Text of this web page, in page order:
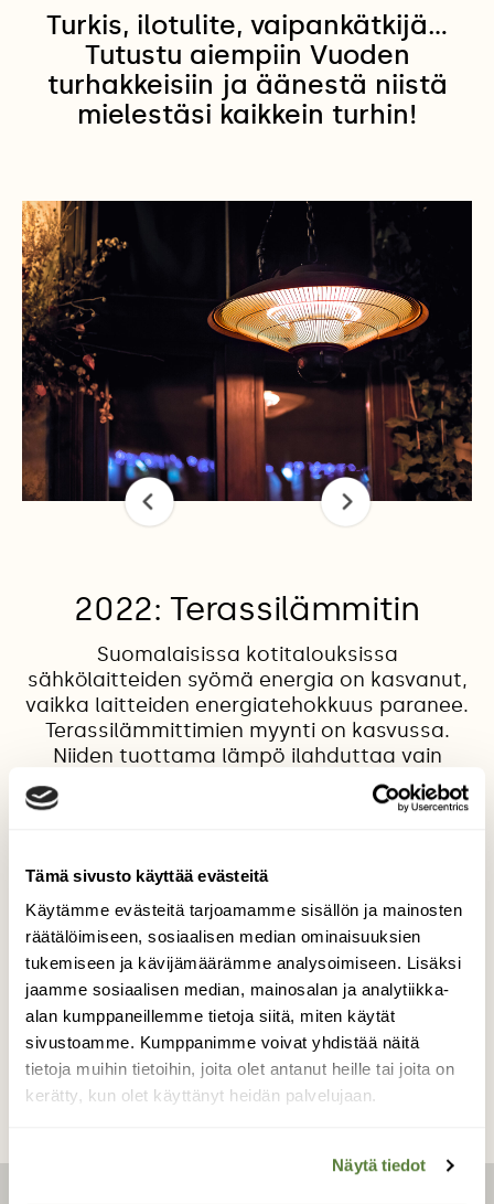
Tämä sivusto käyttää evästeitä
Käytämme evästeitä tarjoamamme sisällön ja mainosten
räätälöimiseen, sosiaalisen median ominaisuuksien
tukemiseen ja kävijämäärämme analysoimiseen. Lisäksi
jaamme sosiaalisen median, mainosalan ja analytiikka-
alan kumppaneillemme tietoja siitä, miten käytät
sivustoamme. Kumppanimme voivat yhdistää näitä
tietoja muihin tietoihin, joita olet antanut heille tai joita on
kerätty, kun olet käyttänyt heidän palvelujaan.
Näytä tiedot
Turkis, ilotulite, vaipankätkijä...
Tutustu aiempiin Vuoden
turhakkeisiin ja äänestä niistä
mielestäsi kaikkein turhin!
2022: Terassilämmitin
Suomalaisissa kotitalouksissa
sähkölaitteiden syömä energia on kasvanut,
vaikka laitteiden energiatehokkuus paranee.
Terassilämmittimien myynti on kasvussa.
Niiden tuottama lämpö ilahduttaa vain
hetken, kunnes se valuu harakoille.
Sähköntuotannolla on mittavat
vaikka ilmastovaikutukset ovat paljon
pienemmät kuin fossiilisilla polttoaineilla
tuotetulla sähköllä.
Kilpailun etusivulle